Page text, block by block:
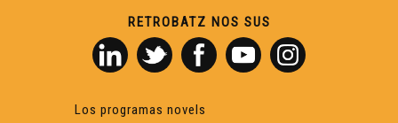
Sent Seren - L'ensenhament de l'occitan
RETROBATZ NOS SUS
Los programas novels